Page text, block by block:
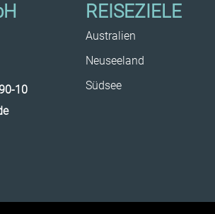
10
REISEZIELE
Australien
Neuseeland
Südsee